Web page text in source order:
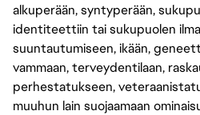
alkuperään, syntyperään,
identiteettiin tai sukupuolen
suuntautumiseen, ikään,
vammaan, terveydentilaan,
perhestatukseen,
muuhun lain suojaamaan